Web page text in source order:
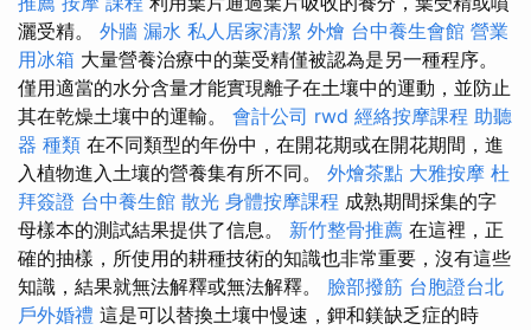
灑受精。 外牆 漏水 私人居家清潔 外燴 台中養生會館 營業
用冰箱 大量營養治療中的葉受精僅被認為是另一種程序。
僅用適當的水分含量才能實現離子在土壤中的運動，並防止
其在乾燥土壤中的運輸。 會計公司 rwd 經絡按摩課程 助聽
器 種類 在不同類型的年份中，在開花期或在開花期間，進
入植物進入土壤的營養集有所不同。 外燴茶點 大雅按摩 杜
拜簽證 台中養生館 散光 身體按摩課程 成熟期間採集的字
母樣本的測試結果提供了信息。 新竹整骨推薦 在這裡，正
確的抽樣，所使用的耕種技術的知識也非常重要，沒有這些
知識，結果就無法解釋或無法解釋。 臉部撥筋 台胞證台北
戶外婚禮 這是可以替換土壤中慢速，鉀和鎂缺乏症的時